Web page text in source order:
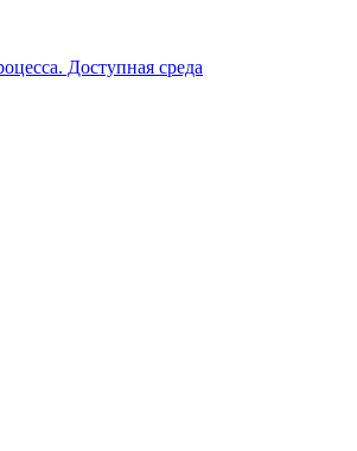
Доступная среда